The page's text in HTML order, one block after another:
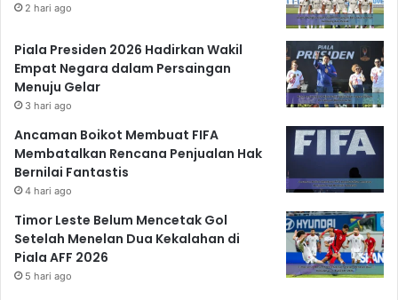
2 hari ago
Piala Presiden 2026 Hadirkan Wakil
Empat Negara dalam Persaingan
Menuju Gelar
3 hari ago
Ancaman Boikot Membuat FIFA
Membatalkan Rencana Penjualan Hak
Bernilai Fantastis
4 hari ago
Timor Leste Belum Mencetak Gol
Setelah Menelan Dua Kekalahan di
Piala AFF 2026
5 hari ago